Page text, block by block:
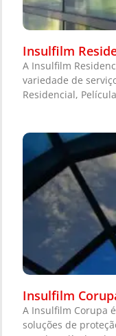
Insulfilm
A Insulfilm
variedade de
Residencial,
Insulfilm
A Insulfilm Corupa
soluções de